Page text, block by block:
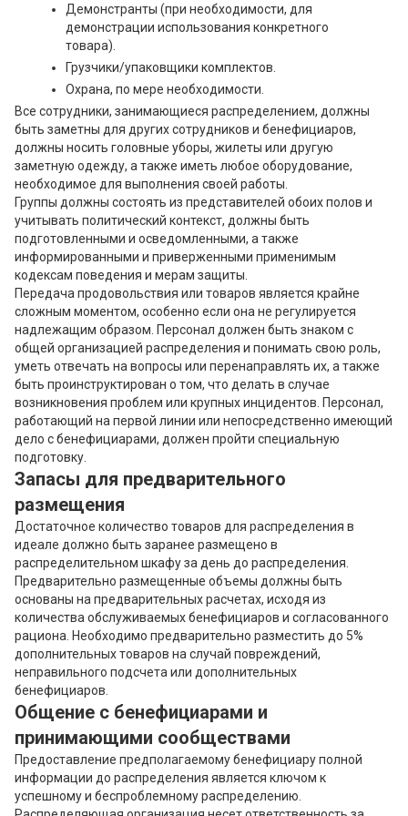
Демонстранты (при необходимости, для
демонстрации использования конкретного
товара).
Грузчики/упаковщики комплектов.
Охрана, по мере необходимости.
Все сотрудники, занимающиеся распределением, должны
быть заметны для других сотрудников и бенефициаров,
должны носить головные уборы, жилеты или другую
заметную одежду, а также иметь любое оборудование,
необходимое для выполнения своей работы.
Группы должны состоять из представителей обоих полов и
учитывать политический контекст, должны быть
подготовленными и осведомленными, а также
информированными и приверженными применимым
кодексам поведения и мерам защиты.
Передача продовольствия или товаров является крайне
сложным моментом, особенно если она не регулируется
надлежащим образом. Персонал должен быть знаком с
общей организацией распределения и понимать свою роль,
уметь отвечать на вопросы или перенаправлять их, а также
быть проинструктирован о том, что делать в случае
возникновения проблем или крупных инцидентов. Персонал,
работающий на первой линии или непосредственно имеющий
дело с бенефициарами, должен пройти специальную
подготовку.
Запасы для предварительного
размещения
Достаточное количество товаров для распределения в
идеале должно быть заранее размещено в
распределительном шкафу за день до распределения.
Предварительно размещенные объемы должны быть
основаны на предварительных расчетах, исходя из
количества обслуживаемых бенефициаров и согласованного
рациона. Необходимо предварительно разместить до 5%
дополнительных товаров на случай повреждений,
неправильного подсчета или дополнительных
бенефициаров.
Общение с бенефициарами и
принимающими сообществами
Предоставление предполагаемому бенефициару полной
информации до распределения является ключом к
успешному и беспроблемному распределению.